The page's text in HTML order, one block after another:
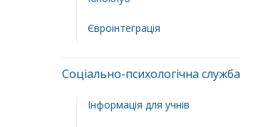
Євроінтеграція
Соціально-психологічна служба
Інформація для учнів